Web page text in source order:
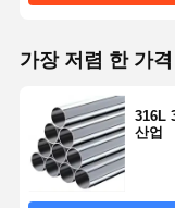
가장 저렴 한 가
316L
산업